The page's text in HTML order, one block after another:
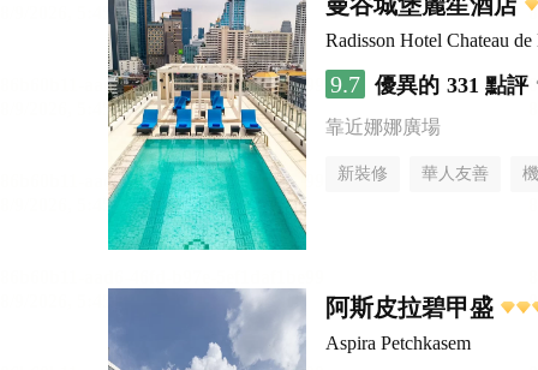
Radisson Hotel Chateau
9.7 優異的 331 點評
靠近娜娜廣場
新裝修 華人友善
阿斯皮拉碧甲盛
Aspira Petchkasem